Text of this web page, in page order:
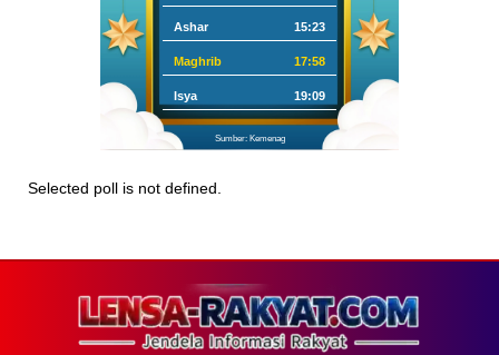
Ashar 15:23
Maghrib 17:58
Isya 19:09
Sumber: Kemenag
Selected poll is not defined.